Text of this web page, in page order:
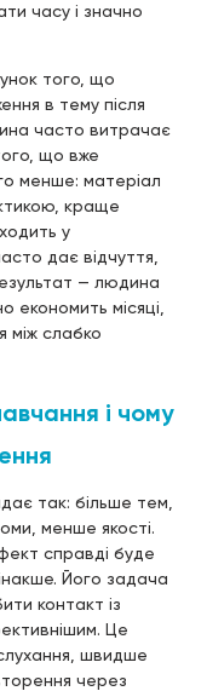
часу і значно
того, що
в тему після
часто витрачає
що вже
менше: матеріал
краще
у
дає відчуття,
— людина
місяці,
між слабко
і чому
так: більше тем,
менше якості.
справді буде
Його задача
контакт із
Це
швидше
через